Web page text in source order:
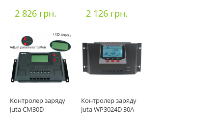
2 826 грн. 2 126 грн.
Контролер заряду
Juta CM30D
Контролер заряду
Juta WP3024D 30А